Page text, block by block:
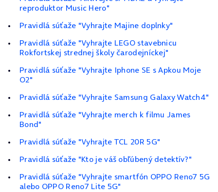
reproduktor Music Hero"
Pravidlá súťaže "Vyhrajte Majine doplnky"
Pravidlá súťaže "Vyhrajte LEGO stavebnicu
Rokfortskej strednej školy čarodejníckej"
Pravidlá súťaže "Vyhrajte Iphone SE s Apkou Moje
O2"
Pravidlá súťaže "Vyhrajte Samsung Galaxy Watch4"
Pravidlá súťaže "Vyhrajte merch k filmu James
Bond"
Pravidlá súťaže "Vyhrajte TCL 20R 5G"
Pravidlá súťaže "Kto je váš obľúbený detektív?"
Pravidlá súťaže "Vyhrajte smartfón OPPO Reno7 5G
alebo OPPO Reno7 Lite 5G"